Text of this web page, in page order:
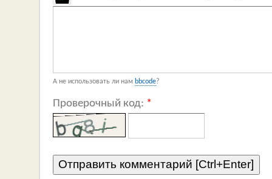
А не использовать ли нам bbcode?
Проверочный код: *